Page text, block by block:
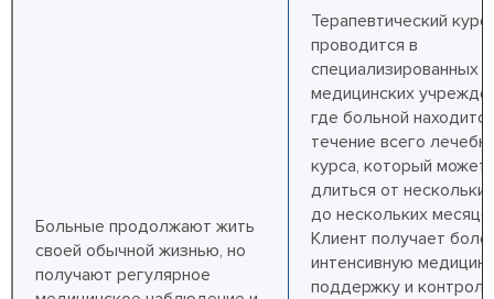
Больные продолжают жить
своей обычной жизнью, но
получают регулярное
Терапевтический курс
проводится в
специализированных
медицинских
где больной
течение всего
курса, который может
длиться от
до нескольких
Клиент получает
интенсивную
поддержку и